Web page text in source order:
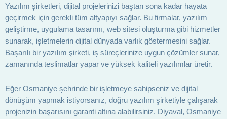
Yazılım şirketleri, dijital projelerinizi baştan sona kadar hayata
geçirmek için gerekli tüm altyapıyı sağlar. Bu firmalar, yazılım
geliştirme, uygulama tasarımı, web sitesi oluşturma gibi hizmetler
sunarak, işletmelerin dijital dünyada varlık göstermesini sağlar.
Başarılı bir yazılım şirketi, iş süreçlerinize uygun çözümler sunar,
zamanında teslimatlar yapar ve yüksek kaliteli yazılımlar üretir.
Eğer Osmaniye şehrinde bir işletmeye sahipseniz ve dijital
dönüşüm yapmak istiyorsanız, doğru yazılım şirketiyle çalışarak
projenizin başarısını garanti altına alabilirsiniz. Diyaval, Osmaniye